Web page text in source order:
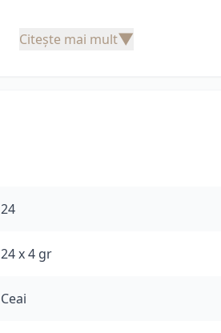
Citește mai mult▼
24
24 x 4 gr
Ceai